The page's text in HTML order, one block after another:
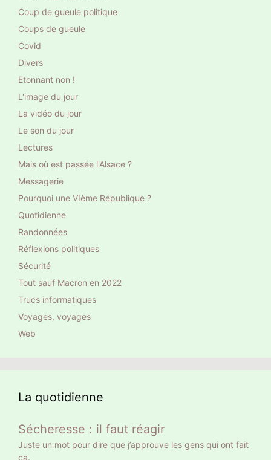
Coup de gueule politique
Coups de gueule
Covid
Divers
Etonnant non !
L'image du jour
La vidéo du jour
Le son du jour
Lectures
Mais où est passée l'Alsace ?
Messagerie
Pourquoi une VIème République ?
Quotidienne
Randonnées
Réflexions politiques
Sécurité
Tout sauf Macron en 2022
Trucs informatiques
Voyages, voyages
Web
La quotidienne
Sécheresse : il faut réagir
Juste un mot pour dire que j’approuve les gens qui ont fait
ça.